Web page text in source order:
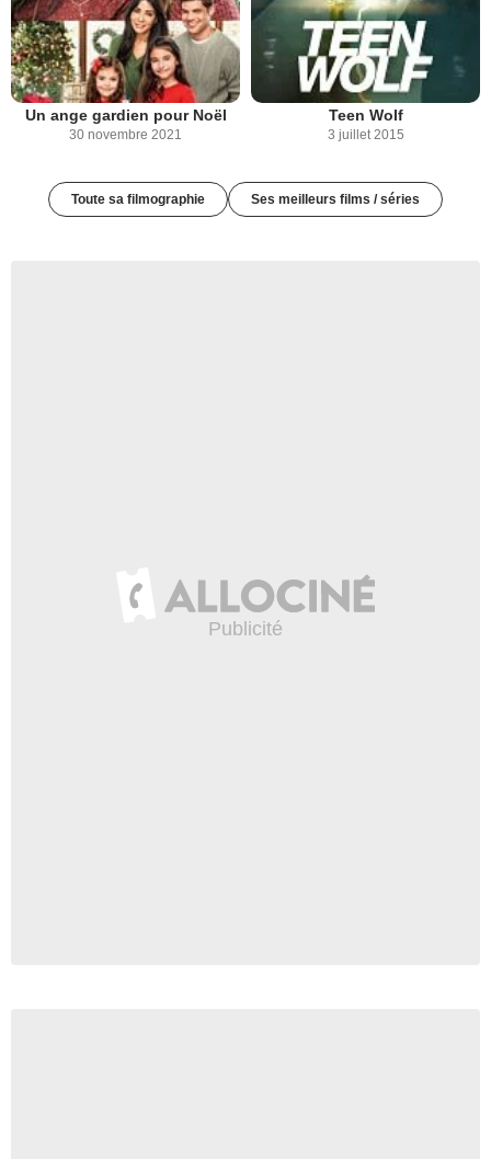
Un ange gardien pour Noël
30 novembre 2021
Teen Wolf
3 juillet 2015
Toute sa filmographie Ses meilleurs films / séries